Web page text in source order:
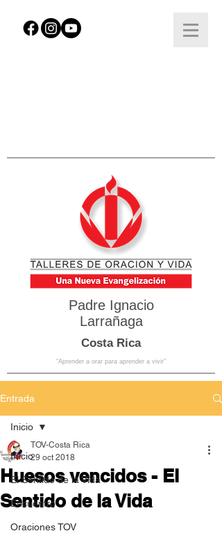
Padre Ignacio
Larrañaga
Costa Rica
“Aprender a orar para aprender a vivir”
Entrada
Inicio
El Sentido de la Vida
Encuentro
Oraciones TOV
Inicio
Huesos vencidos - El
Sentido de la Vida
TOV-Costa Rica
29 oct 2018